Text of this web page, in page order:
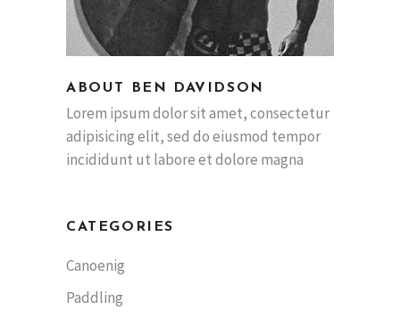
ABOUT BEN DAVIDSON
Lorem ipsum dolor sit amet, consectetur
adipisicing elit, sed do eiusmod tempor
incididunt ut labore et dolore magna
CATEGORIES
Canoenig
Paddling